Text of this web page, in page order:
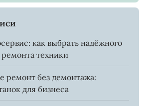
как выбрать надёжного
техники
ремонт без демонтажа:
для бизнеса